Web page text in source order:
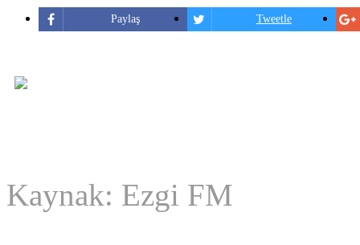
Paylaş Tweetle
Kaynak: Ezgi FM